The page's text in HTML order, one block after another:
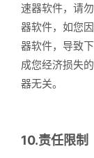
速器软件，请
器软件，如您
器软件，导致
成您经济损失
器无关。
10.责任限制